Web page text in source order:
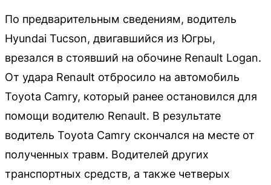
По предварительным сведениям, водитель
Hyundai Tucson, двигавшийся из Югры,
врезался в стоявший на обочине Renault Logan.
От удара Renault отбросило на автомобиль
Toyota Camry, который ранее остановился для
помощи водителю Renault. В результате
водитель Toyota Camry скончался на месте от
полученных травм. Водителей других
транспортных средств, а также четверых